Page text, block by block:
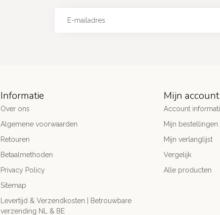
Informatie
Over ons
Algemene voorwaarden
Retouren
Betaalmethoden
Privacy Policy
Sitemap
Levertijd & Verzendkosten | Betrouwbare
verzending NL & BE
Mijn account
Account
Mijn bestellingen
Mijn verlanglijst
Vergelijk
Alle producten